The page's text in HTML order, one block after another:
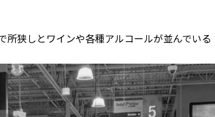
所狭しとワインや各種アルコールが並んでいる